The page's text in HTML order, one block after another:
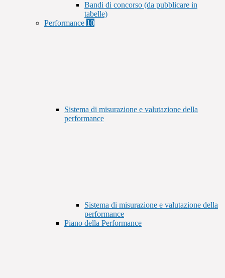
Bandi di concorso (da pubblicare in
tabelle)
Performance 10
Sistema di misurazione e valutazione della
performance
Sistema di misurazione e valutazione della
performance
Piano della Performance